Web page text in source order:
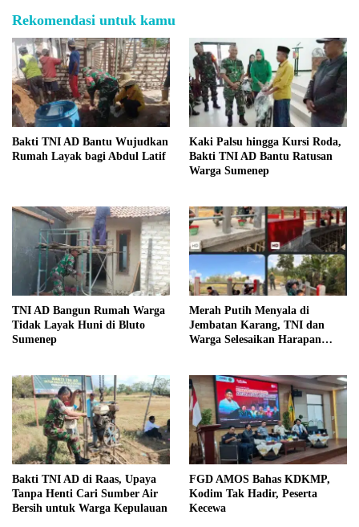
Rekomendasi untuk kamu
Bakti TNI AD Bantu Wujudkan
Rumah Layak bagi Abdul Latif
Kaki Palsu hingga Kursi Roda,
Bakti TNI AD Bantu Ratusan
Warga Sumenep
TNI AD Bangun Rumah Warga
Tidak Layak Huni di Bluto
Sumenep
Merah Putih Menyala di
Jembatan Karang, TNI dan
Warga Selesaikan Harapan
Bakti TNI AD di Raas, Upaya
Tanpa Henti Cari Sumber Air
Bersih untuk Warga Kepulauan
FGD AMOS Bahas KDKMP,
Kodim Tak Hadir, Peserta
Kecewa